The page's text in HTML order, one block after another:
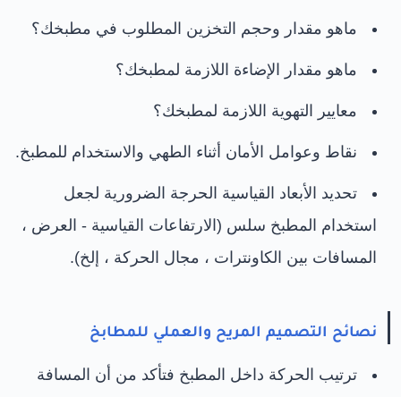
ماهو مقدار وحجم التخزين المطلوب في مطبخك؟
ماهو مقدار الإضاءة اللازمة لمطبخك؟
معايير التهوية اللازمة لمطبخك؟
نقاط وعوامل الأمان أثناء الطهي والاستخدام للمطبخ.
تحديد الأبعاد القياسية الحرجة الضرورية لجعل
استخدام المطبخ سلس (الارتفاعات القياسية - العرض ،
المسافات بين الكاونترات ، مجال الحركة ، إلخ).
نصائح التصميم المريح والعملي للمطابخ
ترتيب الحركة داخل المطبخ فتأكد من أن المسافة